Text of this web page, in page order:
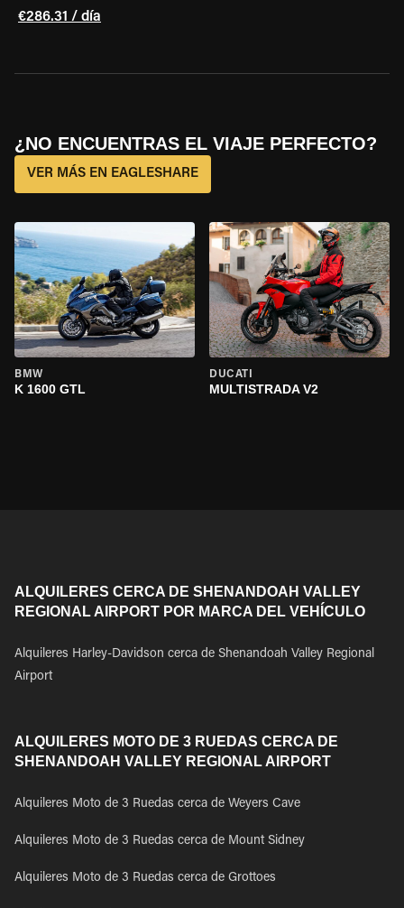
€286.31 / día
¿NO ENCUENTRAS EL VIAJE PERFECTO?
VER MÁS EN EAGLESHARE
BMW
K 1600 GTL
DUCATI
MULTISTRADA V2
ALQUILERES CERCA DE SHENANDOAH VALLEY
REGIONAL AIRPORT POR MARCA DEL VEHÍCULO
Alquileres Harley-Davidson cerca de Shenandoah Valley Regional
Airport
ALQUILERES MOTO DE 3 RUEDAS CERCA DE
SHENANDOAH VALLEY REGIONAL AIRPORT
Alquileres Moto de 3 Ruedas cerca de Weyers Cave
Alquileres Moto de 3 Ruedas cerca de Mount Sidney
Alquileres Moto de 3 Ruedas cerca de Grottoes